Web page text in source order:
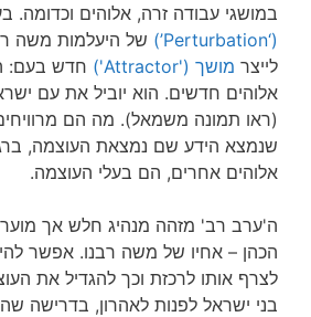
במושגי עבודה זרה, אלוהים וכדומה.
(‘Perturbation’)
של היעלמות משה
לייצר מושך ('Attractor')
חדש בעם:
אלוהים חדשים. הוא יוביל את עם
(ראו תמונה משמאל). מה הם
שנמצא הידע שם נמצאת העוצמה,
אלוהים אחרים, הם בעלי העוצמה.
ה'ערב רב' מזהה מנהיג חלש אך
הכהן – אחיו של משה רבנו. אפשר
לצרף אותו לרכזת וכך להגדיל את
בני ישראל לפנות לאהרון, בדרישה